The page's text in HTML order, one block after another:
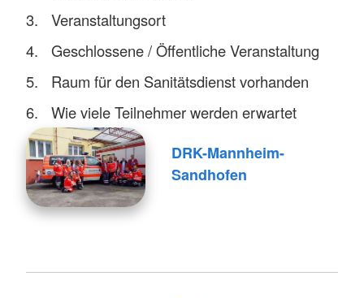
Veranstaltungsort
Geschlossene / Öffentliche Veranstaltung
Raum für den Sanitätsdienst vorhanden
Wie viele Teilnehmer werden erwartet
DRK-Mannheim-
Sandhofen